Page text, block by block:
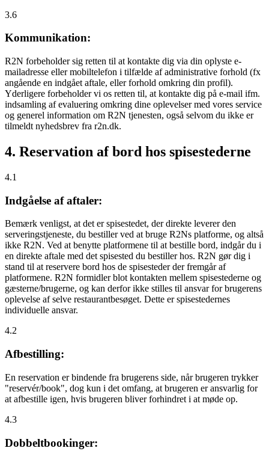
3.6
Kommunikation:
R2N forbeholder sig retten til at kontakte dig via din oplyste e-
mailadresse eller mobiltelefon i tilfælde af administrative forhold (fx
angående en indgået aftale, eller forhold omkring din profil).
Yderligere forbeholder vi os retten til, at kontakte dig på e-mail ifm.
indsamling af evaluering omkring dine oplevelser med vores service
og generel information om R2N tjenesten, også selvom du ikke er
tilmeldt nyhedsbrev fra r2n.dk.
4. Reservation af bord hos spisestederne
4.1
Indgåelse af aftaler:
Bemærk venligst, at det er spisestedet, der direkte leverer den
serveringstjeneste, du bestiller ved at bruge R2Ns platforme, og altså
ikke R2N. Ved at benytte platformene til at bestille bord, indgår du i
en direkte aftale med det spisested du bestiller hos. R2N gør dig i
stand til at reservere bord hos de spisesteder der fremgår af
platformene. R2N formidler blot kontakten mellem spisestederne og
gæsterne/brugerne, og kan derfor ikke stilles til ansvar for brugerens
oplevelse af selve restaurantbesøget. Dette er spisestedernes
individuelle ansvar.
4.2
Afbestilling:
En reservation er bindende fra brugerens side, når brugeren trykker
"reservér/book", dog kun i det omfang, at brugeren er ansvarlig for
at afbestille igen, hvis brugeren bliver forhindret i at møde op.
4.3
Dobbeltbookinger: